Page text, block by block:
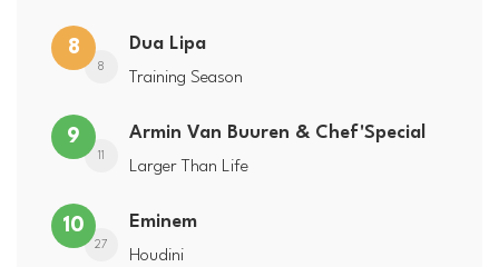
8
8
Dua Lipa
Training Season
9
11
Armin Van Buuren & Chef'Special
Larger Than Life
10
27
Eminem
Houdini